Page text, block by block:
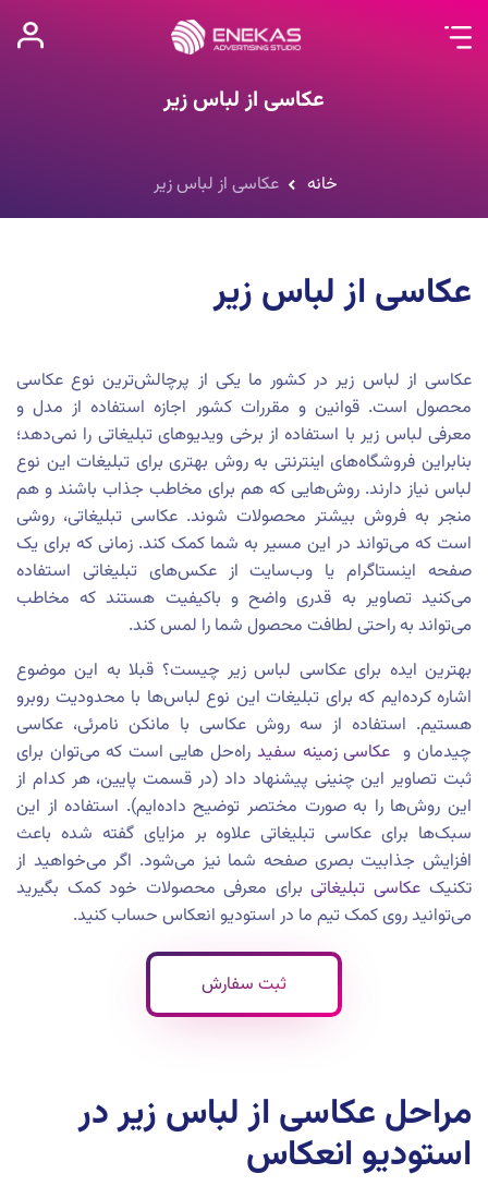
عکاسی از لباس زیر
خانه عکاسی از لباس زیر
عکاسی از لباس زیر
عکاسی از لباس زیر در کشور ما یکی از پرچالش‌ترین نوع عکاسی
محصول است. قوانین و مقررات کشور اجازه استفاده از مدل و
معرفی لباس زیر با استفاده از برخی ویدیوهای تبلیغاتی را نمی‌دهد؛
بنابراین فروشگاه‌های اینترنتی به روش بهتری برای تبلیغات این نوع
لباس نیاز دارند. روش‌هایی که هم برای مخاطب جذاب باشند و هم
منجر به فروش بیشتر محصولات شوند. عکاسی تبلیغاتی، روشی
است که می‌تواند در این مسیر به شما کمک کند. زمانی که برای یک
صفحه اینستاگرام یا وب‌سایت از عکس‌های تبلیغاتی استفاده
می‌کنید تصاویر به قدری واضح و باکیفیت هستند که مخاطب
می‌تواند به راحتی لطافت محصول شما را لمس کند.
بهترین ایده برای عکاسی لباس زیر چیست؟ قبلا به این موضوع
اشاره کرده‌ایم که برای تبلیغات این نوع لباس‌ها با محدودیت روبرو
هستیم. استفاده از سه روش عکاسی با مانکن نامرئی، عکاسی
چیدمان و عکاسی زمینه سفید راه‌حل هایی است که می‌توان برای
ثبت تصاویر این چنینی پیشنهاد داد (در قسمت پایین، هر کدام از
این روش‌ها را به صورت مختصر توضیح داده‌ایم). استفاده از این
سبک‌ها برای عکاسی تبلیغاتی علاوه ‌بر مزایای گفته شده باعث
افزایش جذابیت بصری صفحه شما نیز می‌شود. اگر می‌خواهید از
تکنیک عکاسی تبلیغاتی برای معرفی محصولات خود کمک بگیرید
می‌توانید روی کمک تیم ما در استودیو انعکاس حساب کنید.
ثبت سفارش
مراحل عکاسی از لباس زیر در
استودیو انعکاس